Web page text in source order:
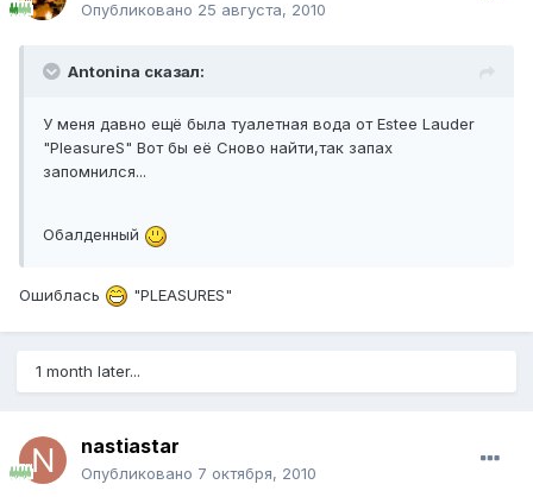
Опубликовано 25 августа, 2010
Antonina сказал:
У меня давно ещё была туалетная вода от Estee Lauder
"PleasureS" Вот бы её Сново найти,так запах
запомнился...
Обалденный
Ошиблась "PLEASURES"
1 month later...
nastiastar
Опубликовано 7 октября, 2010